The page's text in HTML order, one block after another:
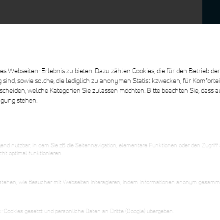
Ort*
*
oder klicken Sie zum Durchsuchen.
Webseiten-Erlebnis zu bieten. Dazu zählen Cookies, die für den Betrieb
sowie solche, die lediglich zu anonymen Statistikzwecken, für
welche Kategorien Sie zulassen möchten. Bitte beachten Sie,
stehen.
nutzbar, in dem Sie zB die Seitennavigation, elementare Funktionen oder den
optimal funktionieren.
wie Besucher mit Webseiten interagieren, indem Informationen anonym
gesetzt und persönliche Daten an Dritte (Google) übergeben.